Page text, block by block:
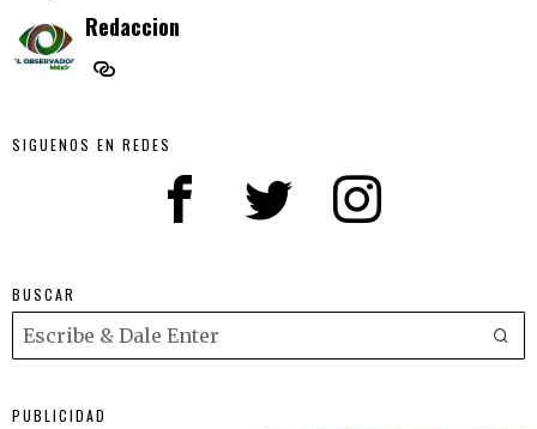
Redaccion
SIGUENOS EN REDES
BUSCAR
PUBLICIDAD